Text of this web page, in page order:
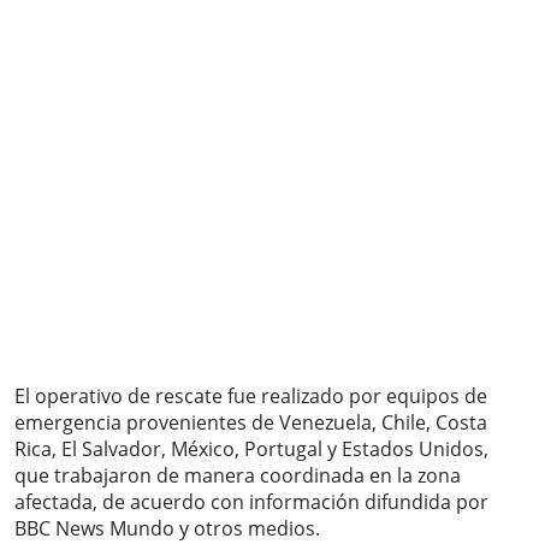
El operativo de rescate fue realizado por equipos de
emergencia provenientes de Venezuela, Chile, Costa
Rica, El Salvador, México, Portugal y Estados Unidos,
que trabajaron de manera coordinada en la zona
afectada, de acuerdo con información difundida por
BBC News Mundo y otros medios.